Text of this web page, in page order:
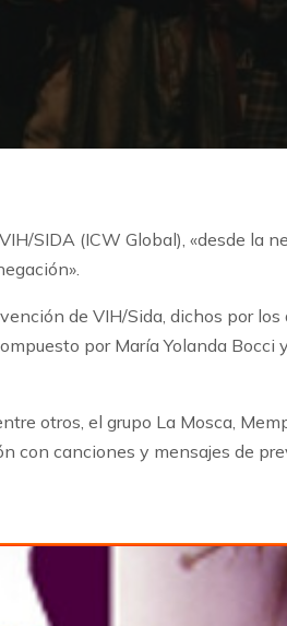
SIDA (ICW Global), «desde la
de VIH/Sida, dichos por
por María Yolanda Bocci
otros, el grupo La Mosca,
con canciones y mensajes de